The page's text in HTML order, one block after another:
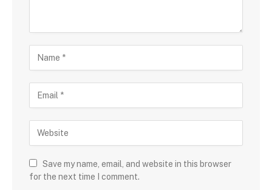
Save my name, email, and website in this browser
for the next time I comment.